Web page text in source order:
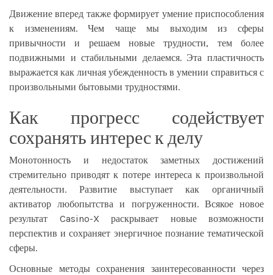
Движение вперед также формирует умение приспособления
к изменениям. Чем чаще мы выходим из сферы
привычности и решаем новые трудности, тем более
подвижными и стабильными делаемся. Эта пластичность
выражается как личная убежденность в умении справиться с
произвольными бытовыми трудностями.
Как прогресс содействует
сохранять интерес к делу
Монотонность и недостаток заметных достижений
стремительно приводят к потере интереса к произвольной
деятельности. Развитие выступает как органичный
активатор любопытства и погруженности. Всякое новое
результат Casino-X раскрывает новые возможности
перспектив и сохраняет энергичное познание тематической
сферы.
Основные методы сохранения заинтересованности через